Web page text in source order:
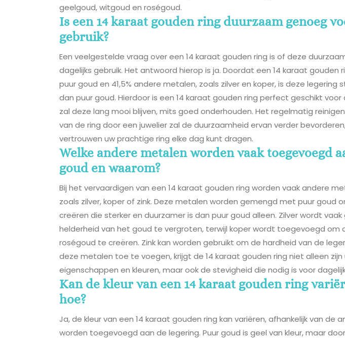
geelgoud, witgoud en roségoud.
Is een 14 karaat gouden ring duurzaam genoeg
gebruik?
Een veelgestelde vraag over een 14 karaat gouden ring is of deze
dagelijks gebruik. Het antwoord hierop is ja. Doordat een 14 karaat gouden
puur goud en 41,5% andere metalen, zoals zilver en koper, is deze legering
dan puur goud. Hierdoor is een 14 karaat gouden ring perfect geschikt voor
zal deze lang mooi blijven, mits goed onderhouden. Het regelmatig
van de ring door een juwelier zal de duurzaamheid ervan verder
vertrouwen uw prachtige ring elke dag kunt dragen.
Welke andere metalen worden vaak toegevoegd
goud en waarom?
Bij het vervaardigen van een 14 karaat gouden ring worden vaak andere
zoals zilver, koper of zink. Deze metalen worden gemengd met puur goud
creëren die sterker en duurzamer is dan puur goud alleen. Zilver wordt
helderheid van het goud te vergroten, terwijl koper wordt toegevoegd om
roségoud te creëren. Zink kan worden gebruikt om de hardheid van de
deze metalen toe te voegen, krijgt de 14 karaat gouden ring niet alleen zijn
eigenschappen en kleuren, maar ook de stevigheid die nodig is voor
Kan de kleur van een 14 karaat gouden ring
hoe?
Ja, de kleur van een 14 karaat gouden ring kan variëren, afhankelijk van de
worden toegevoegd aan de legering. Puur goud is geel van kleur, maar